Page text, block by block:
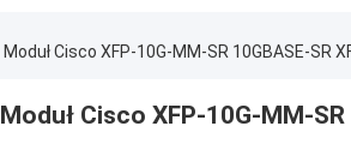
Moduł Cisco XFP-10G-MM-SR 10GBASE-SR
Moduł Cisco XFP-10G-MM-